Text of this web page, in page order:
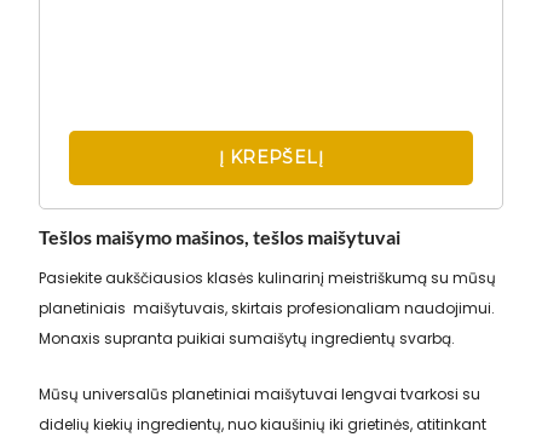
Į KREPŠELĮ
Tešlos maišymo mašinos, tešlos maišytuvai
Pasiekite aukščiausios klasės kulinarinį meistriškumą su mūsų
planetiniais maišytuvais, skirtais profesionaliam naudojimui.
Monaxis supranta puikiai sumaišytų ingredientų svarbą.
Mūsų universalūs planetiniai maišytuvai lengvai tvarkosi su
didelių kiekių ingredientų, nuo kiaušinių iki grietinės, atitinkant